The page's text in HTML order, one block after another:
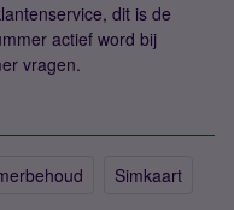
dit is de
actief word bij
vragen.
Simkaart